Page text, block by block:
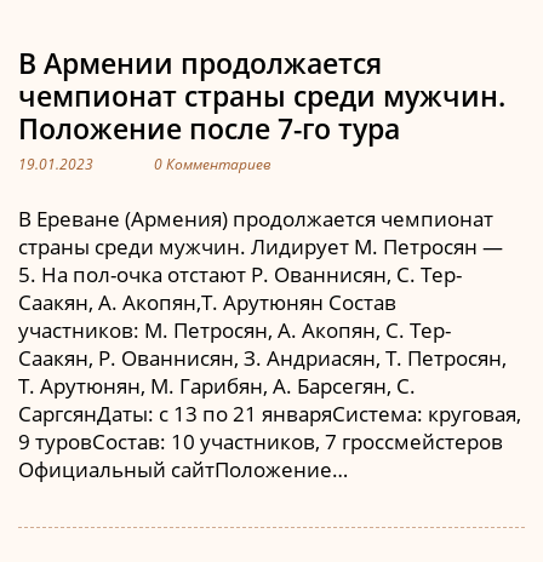
В Армении продолжается
чемпионат страны среди мужчин.
Положение после 7-го тура
19.01.2023 0 Комментариев
В Ереване (Армения) продолжается чемпионат
страны среди мужчин. Лидирует М. Петросян —
5. На пол-очка отстают Р. Ованнисян, С. Тер-
Саакян, А. Акопян,Т. Арутюнян Состав
участников: М. Петросян, А. Акопян, С. Тер-
Саакян, Р. Ованнисян, З. Андриасян, Т. Петросян,
Т. Арутюнян, М. Гарибян, А. Барсегян, С.
СаргсянДаты: с 13 по 21 январяСистема: круговая,
9 туровСостав: 10 участников, 7 гроссмейстеров
Официальный сайтПоложение…